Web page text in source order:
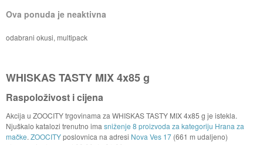
Ova ponuda je neaktivna
odabrani okusi, multipack
WHISKAS TASTY MIX 4x85 g
Raspoloživost i cijena
Akcija u ZOOCITY trgovinama za WHISKAS TASTY MIX 4x85 g je istekla.
Njuškalo katalozi trenutno ima sniženje 8 proizvoda za kategoriju Hrana za
mačke. ZOOCITYposlovnica na adresi Nova Ves 17(661 m udaljeno)